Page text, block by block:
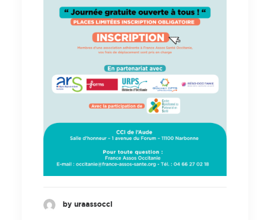
by uraassocci